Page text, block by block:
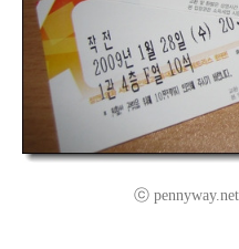
ⓒ pennyway.net